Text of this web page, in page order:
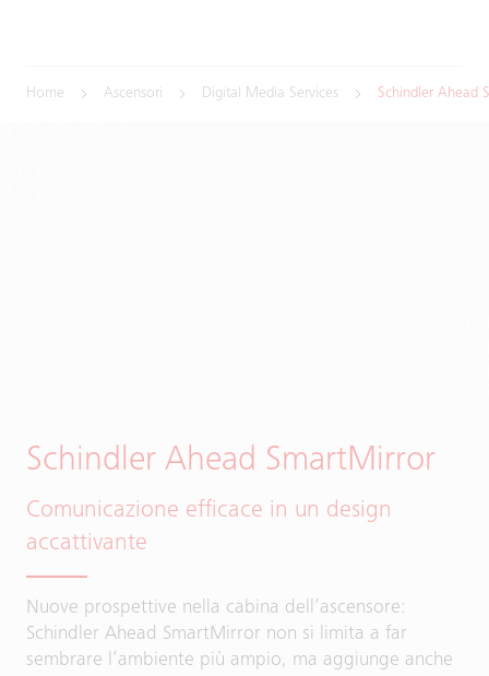
Home Ascensori Digital Media Services Schindler Ahead
Schindler Ahead SmartMirror
Comunicazione efficace in un design
accattivante
Nuove prospettive nella cabina dell’ascensore:
Schindler Ahead SmartMirror non si limita a far
sembrare l’ambiente più ampio, ma aggiunge anche